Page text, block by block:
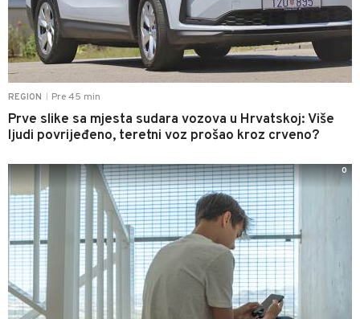
REGION Pre 45 min
Prve slike sa mjesta sudara vozova u Hrvatskoj: Više
ljudi povrijeđeno, teretni voz prošao kroz crveno?
0